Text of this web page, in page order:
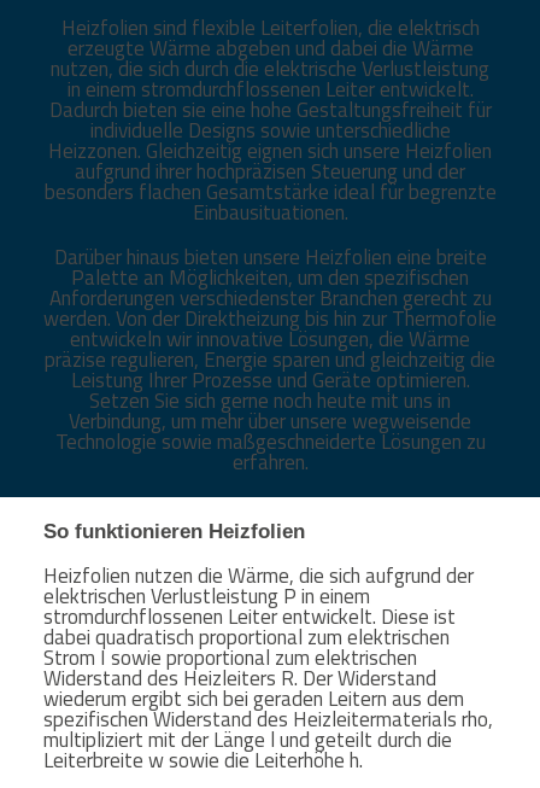
Heizfolien sind flexible Leiterfolien, die elektrisch
erzeugte Wärme abgeben und dabei die Wärme
nutzen, die sich durch die elektrische Verlustleistung
in einem stromdurchflossenen Leiter entwickelt.
Dadurch bieten sie eine hohe Gestaltungsfreiheit für
individuelle Designs sowie unterschiedliche
Heizzonen. Gleichzeitig eignen sich unsere Heizfolien
aufgrund ihrer hochpräzisen Steuerung und der
besonders flachen Gesamtstärke ideal für begrenzte
Einbausituationen.
Darüber hinaus bieten unsere Heizfolien eine breite
Palette an Möglichkeiten, um den spezifischen
Anforderungen verschiedenster Branchen gerecht zu
werden. Von der Direktheizung bis hin zur Thermofolie
entwickeln wir innovative Lösungen, die Wärme
präzise regulieren, Energie sparen und gleichzeitig die
Leistung Ihrer Prozesse und Geräte optimieren.
Setzen Sie sich gerne noch heute mit uns in
Verbindung, um mehr über unsere wegweisende
Technologie sowie maßgeschneiderte Lösungen zu
erfahren.
So funktionieren Heizfolien
Heizfolien nutzen die Wärme, die sich aufgrund der
elektrischen Verlustleistung P in einem
stromdurchflossenen Leiter entwickelt. Diese ist
dabei quadratisch proportional zum elektrischen
Strom I sowie proportional zum elektrischen
Widerstand des Heizleiters R. Der Widerstand
wiederum ergibt sich bei geraden Leitern aus dem
spezifischen Widerstand des Heizleitermaterials rho,
multipliziert mit der Länge l und geteilt durch die
Leiterbreite w sowie die Leiterhöhe h.